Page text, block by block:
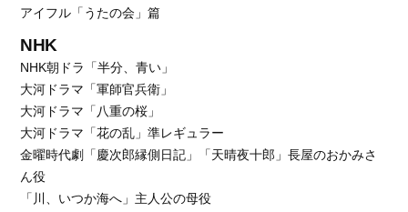
アイフル「うたの会」篇
NHK
NHK朝ドラ「半分、青い」
大河ドラマ「軍師官兵衛」
大河ドラマ「八重の桜」
大河ドラマ「花の乱」準レギュラー
金曜時代劇「慶次郎縁側日記」「天晴夜十郎」長屋のおかみさ
ん役
「川、いつか海へ」主人公の母役